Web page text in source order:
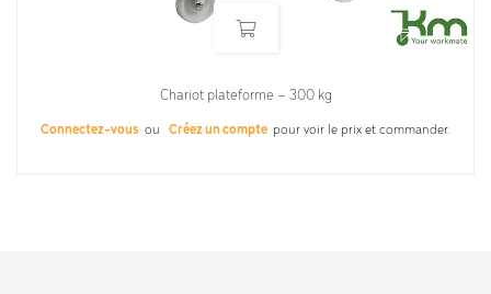
Chariot plateforme – 300 kg
Connectez-vous ou Créez un compte pour voir le prix et commander.